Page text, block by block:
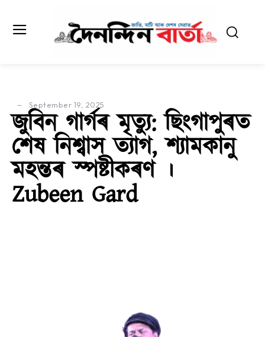
September 19, 2025
জুবিন গাৰ্গৰ মৃত্যু: ছিংগাপুৰত
শেষ নিশ্বাস ত্যাগ, শ্যামকানু
মহন্তৰ স্পষ্টীকৰণ ।
Zubeen Gard